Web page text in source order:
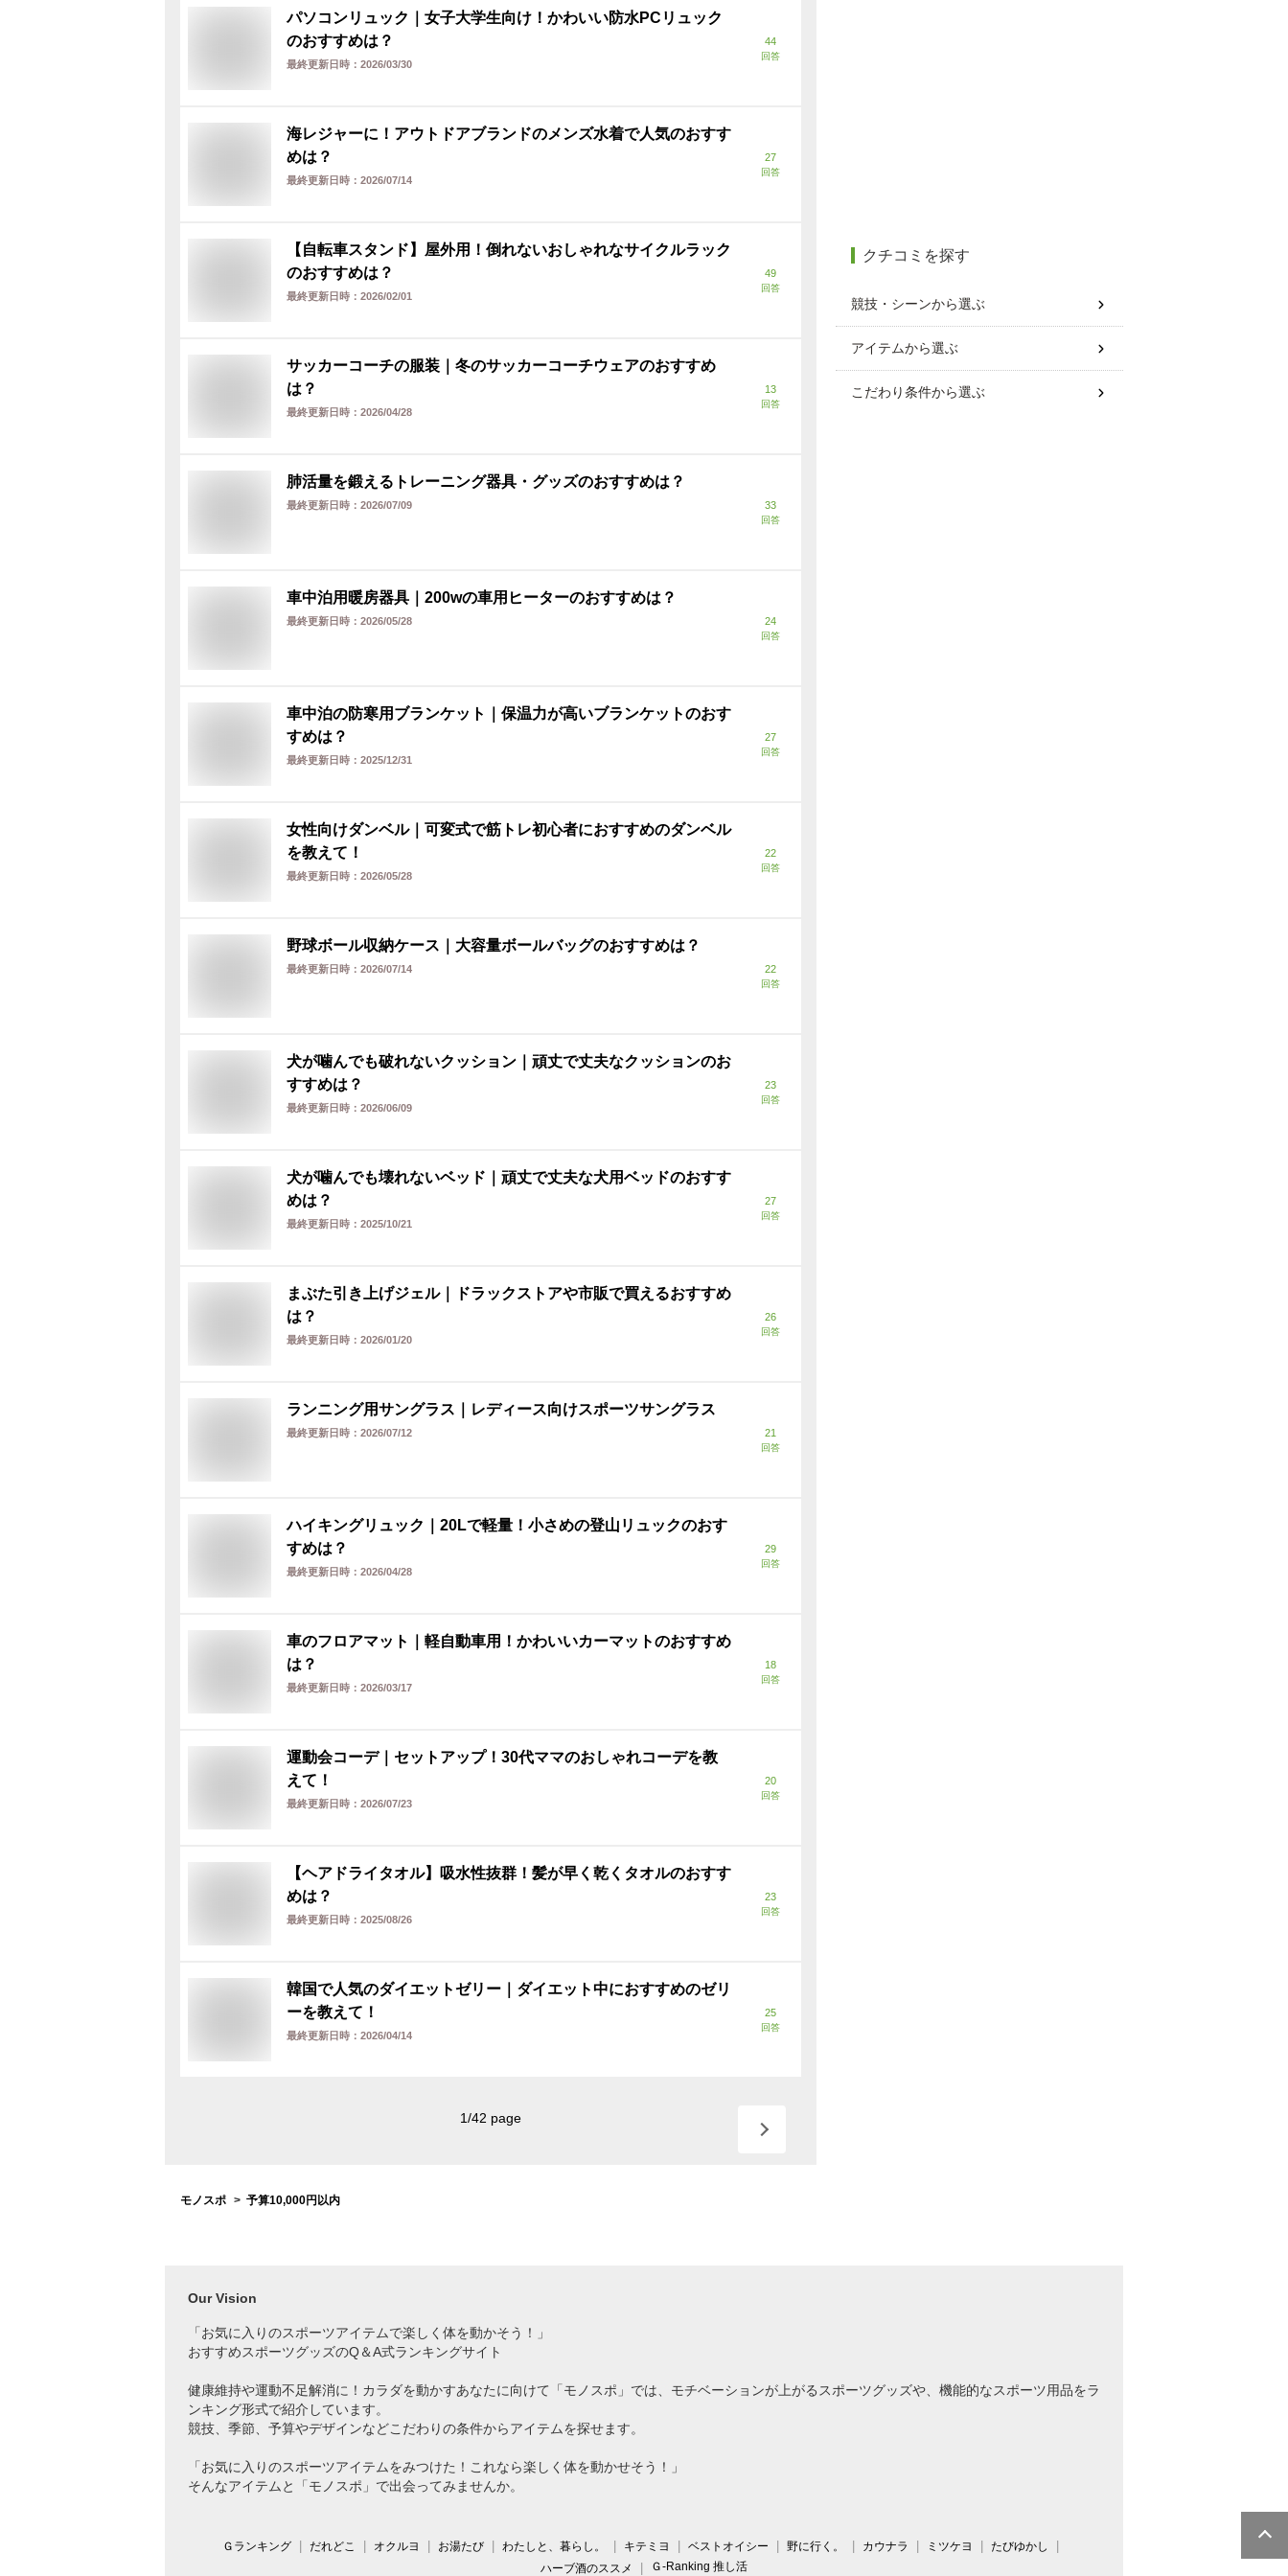
パソコンリュック｜女子大学生向け！かわいい防水PCリュック
のおすすめは？
最終更新日時： 2026/03/30
44
回答
海レジャーに！アウトドアブランドのメンズ水着で人気のおすす
めは？
最終更新日時： 2026/07/14
27
回答
【自転車スタンド】屋外用！倒れないおしゃれなサイクルラック
のおすすめは？
最終更新日時： 2026/02/01
49
回答
サッカーコーチの服装｜冬のサッカーコーチウェアのおすすめ
は？
最終更新日時： 2026/04/28
13
回答
肺活量を鍛えるトレーニング器具・グッズのおすすめは？
最終更新日時： 2026/07/09 33
回答
車中泊用暖房器具｜200wの車用ヒーターのおすすめは？
最終更新日時： 2026/05/28 24
回答
車中泊の防寒用ブランケット｜保温力が高いブランケットのおす
すめは？
最終更新日時： 2025/12/31
27
回答
女性向けダンベル｜可変式で筋トレ初心者におすすめのダンベル
を教えて！
最終更新日時： 2026/05/28
22
回答
野球ボール収納ケース｜大容量ボールバッグのおすすめは？
最終更新日時： 2026/07/14 22
回答
犬が噛んでも破れないクッション｜頑丈で丈夫なクッションのお
すすめは？
最終更新日時： 2026/06/09
23
回答
犬が噛んでも壊れないベッド｜頑丈で丈夫な犬用ベッドのおすす
めは？
最終更新日時： 2025/10/21
27
回答
まぶた引き上げジェル｜ドラックストアや市販で買えるおすすめ
は？
最終更新日時： 2026/01/20
26
回答
ランニング用サングラス｜レディース向けスポーツサングラス
最終更新日時： 2026/07/12 21
回答
ハイキングリュック｜20Lで軽量！小さめの登山リュックのおす
すめは？
最終更新日時： 2026/04/28
29
回答
車のフロアマット｜軽自動車用！かわいいカーマットのおすすめ
は？
最終更新日時： 2026/03/17
18
回答
運動会コーデ｜セットアップ！30代ママのおしゃれコーデを教
えて！
最終更新日時： 2026/07/23
20
回答
【ヘアドライタオル】吸水性抜群！髪が早く乾くタオルのおすす
めは？
最終更新日時： 2025/08/26
23
回答
韓国で人気のダイエットゼリー｜ダイエット中におすすめのゼリ
ーを教えて！
最終更新日時： 2026/04/14
25
回答
1/42 page
モノスポ 予算10,000円以内
クチコミを探す
競技・シーンから選ぶ
アイテムから選ぶ
こだわり条件から選ぶ
Our Vision
「お気に入りのスポーツアイテムで楽しく体を動かそう！」
おすすめスポーツグッズのQ＆A式ランキングサイト
健康維持や運動不足解消に！カラダを動かすあなたに向けて「モノスポ」では、モチベーションが上がるスポーツグッズや、機能的なスポーツ用品をラ
ンキング形式で紹介しています。
競技、季節、予算やデザインなどこだわりの条件からアイテムを探せます。
「お気に入りのスポーツアイテムをみつけた！これなら楽しく体を動かせそう！」
そんなアイテムと「モノスポ」で出会ってみませんか。
Ｇランキング だれどこ オクルヨ お湯たび わたしと、暮らし。 キテミヨ ベストオイシー 野に行く。 カウナラ ミツケヨ
たびゆかし
ハーブ酒のススメ
Ｇ-Ranking 推し活